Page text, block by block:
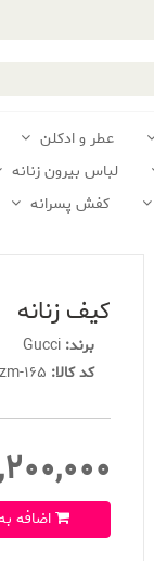
عطر و ادکلن
لباس بیرون زنانه
کفش پسرانه
کیف زنانه
برند: Gucci
کد کالا:
1,200,000
اضافه